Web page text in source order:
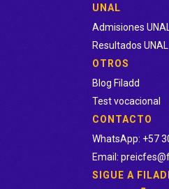
UNAL
Admisiones
Resultados UNAL
OTROS
Blog Filadd
Test vocacional
CONTACTO
WhatsApp: +57
Email:
SIGUE A